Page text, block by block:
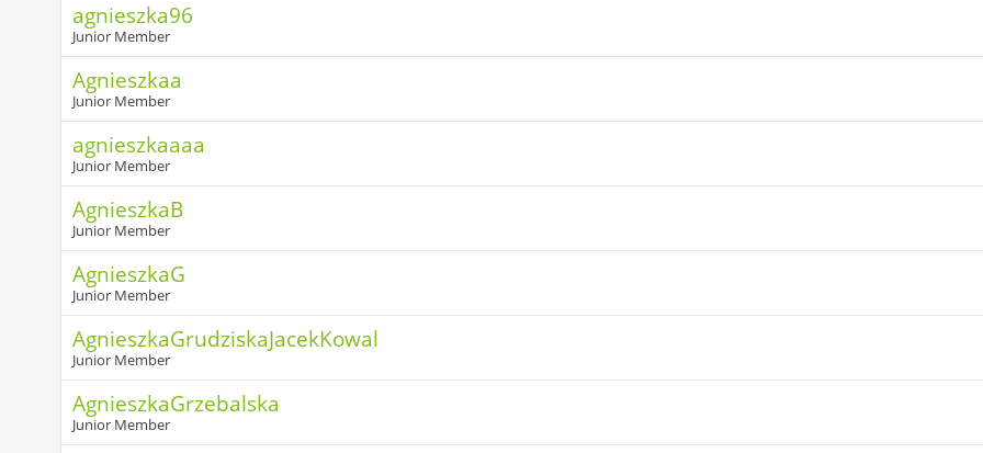
agnieszka96
Junior Member
Agnieszkaa
Junior Member
agnieszkaaaa
Junior Member
AgnieszkaB
Junior Member
AgnieszkaG
Junior Member
AgnieszkaGrudziskaJacekKowal
Junior Member
AgnieszkaGrzebalska
Junior Member